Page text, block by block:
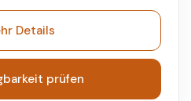
wird, und erkunden Sie
Ihre Tickets für den Zugang
den viktorianischen
42 Meter hohen Glassteg
Details
prüfen